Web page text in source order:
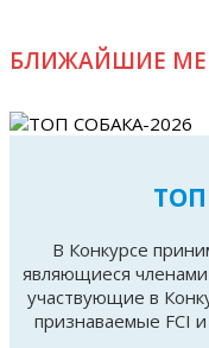
БЛИЖАЙШИЕ
ТОП
В Конкурсе
являющиеся
участвующие в
признаваемые FCI